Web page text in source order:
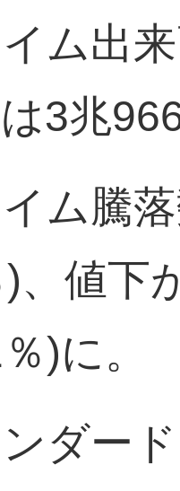
ム出
3兆
ム騰
、値下
)に。
ダー